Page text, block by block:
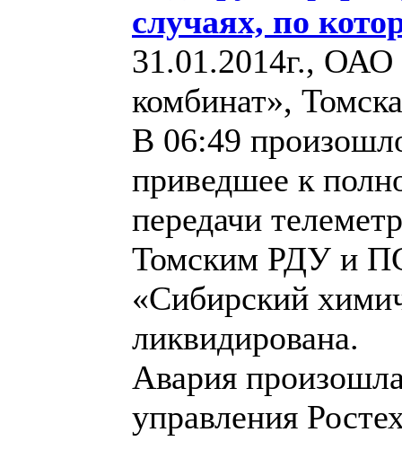
случаях, по
31.01.2014г.,
комбинат»,
В 06:49
приведшее к
передачи
Томским РДУ и
«Сибирский
ликвидирована.
Авария
управления